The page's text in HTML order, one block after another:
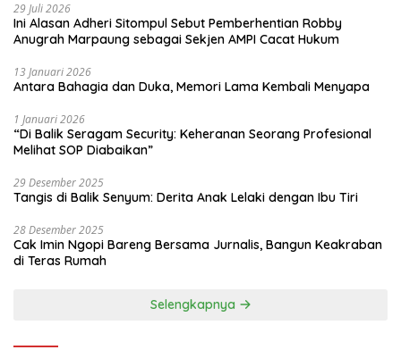
29 Juli 2026
Ini Alasan Adheri Sitompul Sebut Pemberhentian Robby
Anugrah Marpaung sebagai Sekjen AMPI Cacat Hukum
13 Januari 2026
Antara Bahagia dan Duka, Memori Lama Kembali Menyapa
1 Januari 2026
“Di Balik Seragam Security: Keheranan Seorang Profesional
Melihat SOP Diabaikan”
29 Desember 2025
Tangis di Balik Senyum: Derita Anak Lelaki dengan Ibu Tiri
28 Desember 2025
Cak Imin Ngopi Bareng Bersama Jurnalis, Bangun Keakraban
di Teras Rumah
Selengkapnya